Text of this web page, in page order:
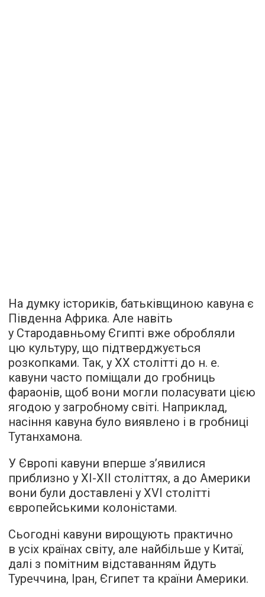
На думку істориків, батьківщиною кавуна є
Південна Африка. Але навіть
у Стародавньому Єгипті вже обробляли
цю культуру, що підтверджується
розкопками. Так, у ХХ столітті до н. е.
кавуни часто поміщали до гробниць
фараонів, щоб вони могли поласувати цією
ягодою у загробному світі. Наприклад,
насіння кавуна було виявлено і в гробниці
Тутанхамона.
У Європі кавуни вперше з’явилися
приблизно у XI-XII століттях, а до Америки
вони були доставлені у XVI столітті
європейськими колоністами.
Сьогодні кавуни вирощують практично
в усіх країнах світу, але найбільше у Китаї,
далі з помітним відставанням йдуть
Туреччина, Іран, Єгипет та країни Америки.